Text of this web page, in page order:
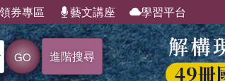
領券專區 藝文講座 學習平台
GO 進階搜尋